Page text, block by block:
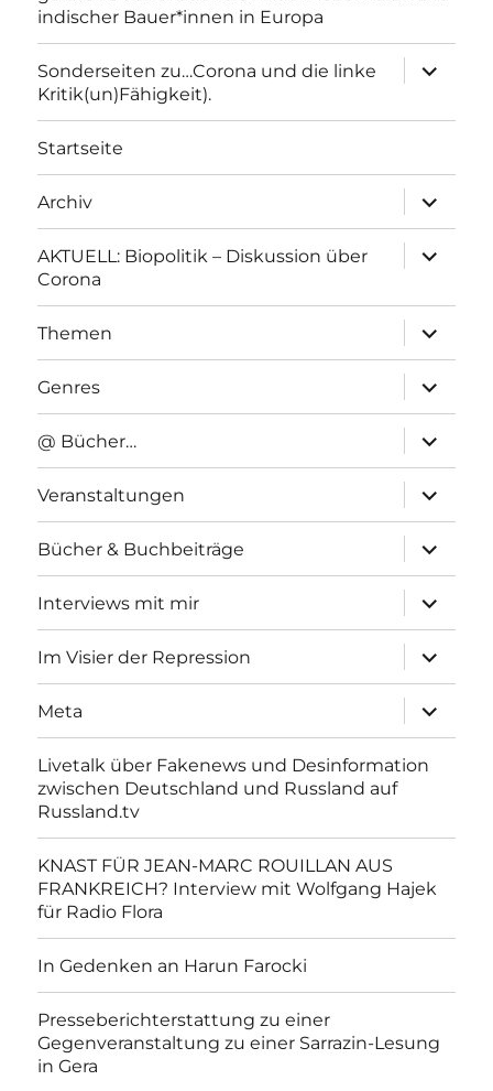
indischer Bauer*innen in Europa
Sonderseiten zu…Corona und die linke
Kritik(un)Fähigkeit).
anzeigen
Startseite
Archiv
anzeigen
AKTUELL: Biopolitik – Diskussion über
Corona
anzeigen
Themen
anzeigen
Genres
anzeigen
@ Bücher…
anzeigen
Veranstaltungen
anzeigen
Bücher & Buchbeiträge
anzeigen
Interviews mit mir
anzeigen
Im Visier der Repression
anzeigen
Meta
anzeigen
Livetalk über Fakenews und Desinformation
zwischen Deutschland und Russland auf
Russland.tv
KNAST FÜR JEAN-MARC ROUILLAN AUS
FRANKREICH? Interview mit Wolfgang Hajek
für Radio Flora
In Gedenken an Harun Farocki
Presseberichterstattung zu einer
Gegenveranstaltung zu einer Sarrazin-Lesung
in Gera